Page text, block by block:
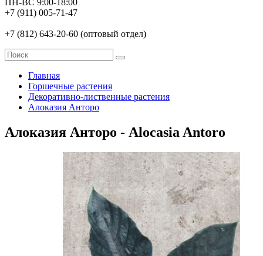
ПН-ВС 9:00-18:00
+7 (911) 005-71-47
+7 (812) 643-20-60 (оптовый отдел)
Главная
Горшечные растения
Декоративно-лиственные растения
Алоказия Анторо
Алоказия Анторо - Alocasia Antoro